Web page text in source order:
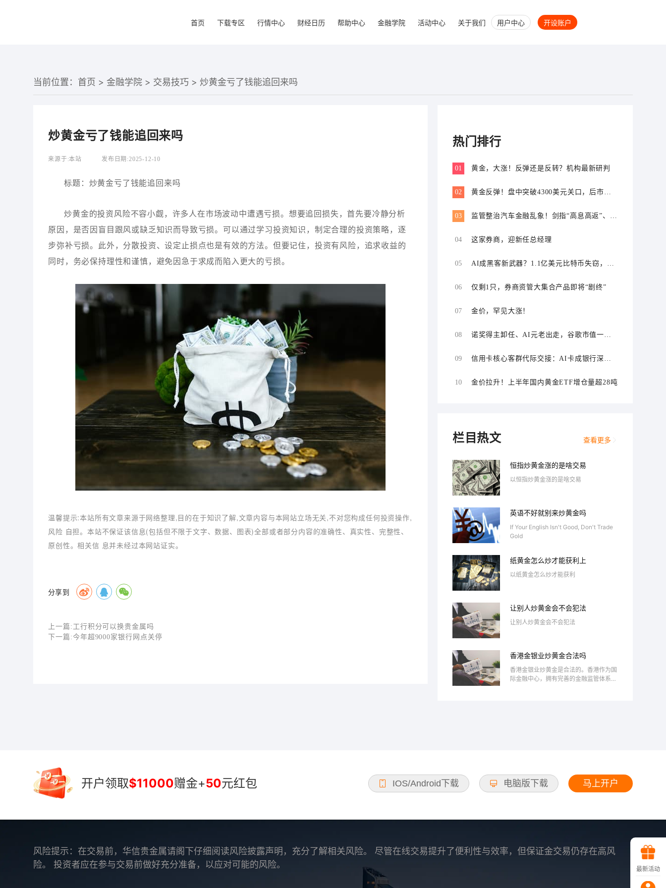
首页 下载专区 行情中心 财经日历 帮助中心 金融学院 活动中心 关于我们 用户中心 开设账户
当前位置： 首页 >金融学院 > 交易技巧 > 炒黄金亏了钱能追回来吗
炒黄金亏了钱能追回来吗
来源于:本站 发布日期:2025-12-10
标题：炒黄金亏了钱能追回来吗
炒黄金的投资风险不容小觑，许多人在市场波动中遭遇亏损。想要追回损失，首先要冷静分析
原因，是否因盲目跟风或缺乏知识而导致亏损。可以通过学习投资知识，制定合理的投资策略，逐
步弥补亏损。此外，分散投资、设定止损点也是有效的方法。但要记住，投资有风险，追求收益的
同时，务必保持理性和谨慎，避免因急于求成而陷入更大的亏损。
温馨提示:本站所有文章来源于网络整理,目的在于知识了解,文章内容与本网站立场无关,不对您构成任何投资操作,
风险 自担。本站不保证该信息(包括但不限于文字、数据、图表)全部或者部分内容的准确性、真实性、完整性、
原创性。相关信 息并未经过本网站证实。
分享到
上一篇: 工行积分可以换贵金属吗
下一篇: 今年超9000家银行网点关停
热门排行
01 黄金，大涨！反弹还是反转？机构最新研判
02
黄金反弹！盘中突破4300美元关口，后市怎
03
监管整治汽车金融乱象！剑指“高息高返”、
04
这家券商，迎新任总经理
05
AI成黑客新武器？1.1亿美元比特币失窃，加
06
仅剩1只，券商资管大集合产品即将“剧终”
07 金价，罕见大涨！
08
诺奖得主卸任、AI元老出走，谷歌市值一日
09
信用卡核心客群代际交接：AI卡成银行深耕
10
金价拉升！上半年国内黄金ETF增仓量超28吨
栏目热文 查看更多
恒指炒黄金涨的是啥交易
以恒指炒黄金涨的是啥交易
英语不好就别来炒黄金吗
If Your English Isn't Good, Don't Trade
Gold
纸黄金怎么炒才能获利上
以纸黄金怎么炒才能获利
让别人炒黄金会不会犯法
让别人炒黄金会不会犯法
香港金银业炒黄金合法吗
香港金银业炒黄金是合法的。香港作为国
际金融中心，拥有完善的金融监管体系，
开户领取$11000赠金+50元红包 IOS/Android下载 电脑版下载 马上开户
风险提示：在交易前，华信贵金属请阁下仔细阅读风险披露声明，充分了解相关风险。 尽管在线交易提升了便利性与效率，但保证金交易仍存在高风
险。 投资者应在参与交易前做好充分准备，以应对可能的风险。
最新活动